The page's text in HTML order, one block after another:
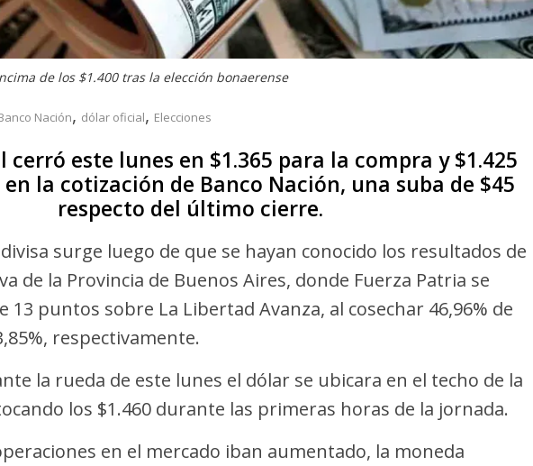
de los $1.400 tras la elección bonaerense
Nación, dólar oficial, Elecciones
cerró este lunes en $1.365 para la compra y $1.425
la cotización de Banco Nación, una suba de $45
respecto del último cierre.
surge luego de que se hayan conocido los resultados de
de la Provincia de Buenos Aires, donde Fuerza Patria se
13 puntos sobre La Libertad Avanza, al cosechar 46,96% de
respectivamente.
la rueda de este lunes el dólar se ubicara en el techo de la
los $1.460 durante las primeras horas de la jornada.
en el mercado iban aumentado, la moneda